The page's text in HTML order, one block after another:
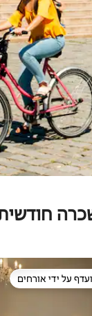
על ידי אורחים
על ידי אורחים